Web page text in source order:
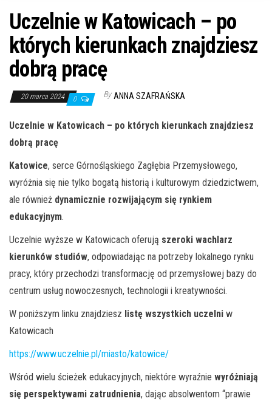
Uczelnie w Katowicach – po
których kierunkach znajdziesz
dobrą pracę
20 marca 2024 0 By ANNA SZAFRAŃSKA
Uczelnie w Katowicach – po których kierunkach znajdziesz
dobrą pracę
Katowice, serce Górnośląskiego Zagłębia Przemysłowego,
wyróżnia się nie tylko bogatą historią i kulturowym dziedzictwem,
ale również dynamicznie rozwijającym się rynkiem
edukacyjnym.
Uczelnie wyższe w Katowicach oferują szeroki wachlarz
kierunków studiów, odpowiadając na potrzeby lokalnego rynku
pracy, który przechodzi transformację od przemysłowej bazy do
centrum usług nowoczesnych, technologii i kreatywności.
W poniższym linku znajdziesz listę wszystkich uczelni w
Katowicach
https://www.uczelnie.pl/miasto/katowice/
Wśród wielu ścieżek edukacyjnych, niektóre wyraźnie wyróżniają
się perspektywami zatrudnienia, dając absolwentom “prawie